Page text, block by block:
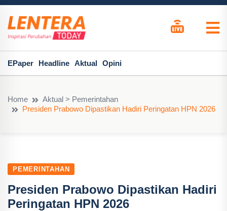
EPaper Headline Aktual Opini
Home
Aktual > Pemerintahan
Presiden Prabowo Dipastikan Hadiri Peringatan HPN 2026
PEMERINTAHAN
Presiden Prabowo Dipastikan Hadiri
Peringatan HPN 2026